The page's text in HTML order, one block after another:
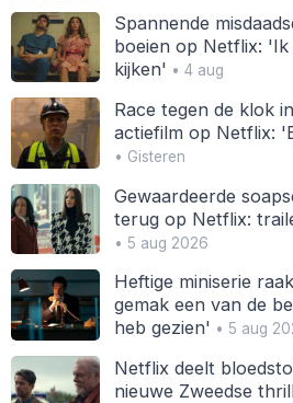
Spannende
boeien op Netflix:
kijken' • 4 aug
Race tegen de klok
actiefilm op Netflix:
• Gisteren
Gewaardeerde
terug op Netflix:
• 5 aug 2026
Heftige miniserie
gemak een van de
heb gezien' • 5 aug
Netflix deelt
nieuwe Zweedse